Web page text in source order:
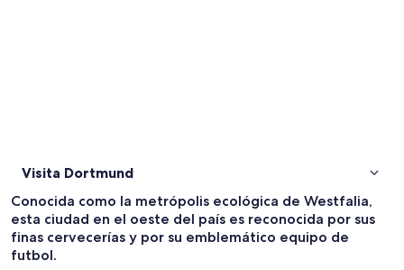
Visita Dortmund
Conocida como la metrópolis ecológica de Westfalia,
esta ciudad en el oeste del país es reconocida por sus
finas cervecerías y por su emblemático equipo de
futbol.